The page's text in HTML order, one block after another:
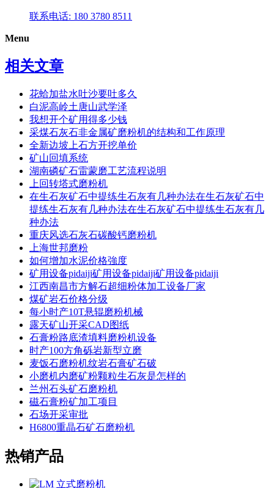
联系电话: 180 3780 8511
Menu
相关文章
花蛤加盐水吐沙要吐多久
白泥高岭土唐山武学泽
我想开个矿用得多少钱
采煤石灰石非金属矿磨粉机的结构和工作原理
全新边坡上石方开挖单价
矿山回填系统
湖南磷矿石雷蒙磨工艺流程说明
上回转塔式磨粉机
在生石灰矿石中提练生石灰有几种办法在生石灰矿石中
提练生石灰有几种办法在生石灰矿石中提练生石灰有几
种办法
重庆风选石灰石碳酸钙磨粉机
上海世邦磨粉
如何增加水泥价格強度
矿用设备pidaiji矿用设备pidaiji矿用设备pidaiji
江西南昌市方解石超细粉体加工设备厂家
煤矿岩石价格分级
每小时产10T悬辊磨粉机械
露天矿山开采CAD图纸
石膏粉路底渣填料磨粉机设备
时产100方角砾岩新型立磨
麦饭石磨粉机纹岩石膏矿石破
小磨机内磨矿粉颗粒生石灰是怎样的
兰州石头矿石磨粉机
磁石膏粉矿加工项目
石场开采审批
H6800重晶石矿石磨粉机
热销产品